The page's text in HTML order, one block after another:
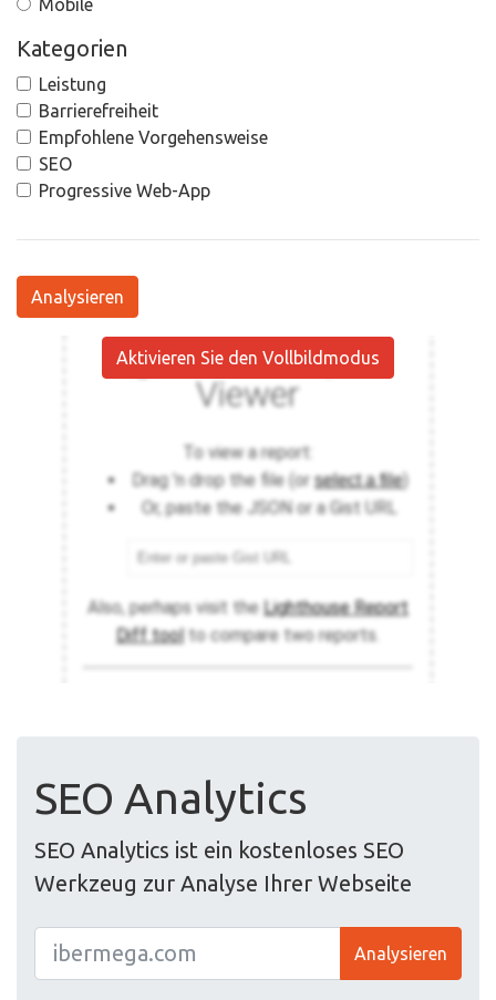
Mobile
Kategorien
Leistung
Barrierefreiheit
Empfohlene Vorgehensweise
SEO
Progressive Web-App
Analysieren
Aktivieren Sie den Vollbildmodus
SEO Analytics
SEO Analytics ist ein kostenloses SEO
Werkzeug zur Analyse Ihrer Webseite
Analysieren